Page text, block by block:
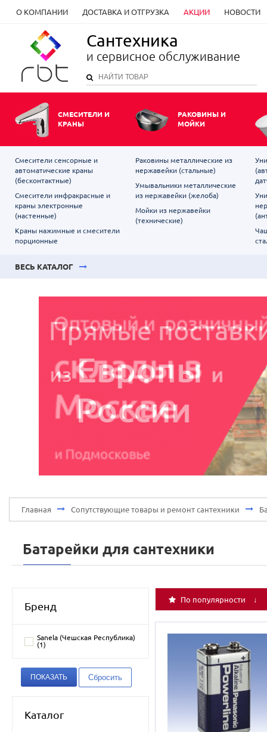
О КОМПАНИИ ДОСТАВКА И ОТГРУЗКА АКЦИИ НОВОСТИ
Сантехника
и сервисное обслуживание
СМЕСИТЕЛИ И
КРАНЫ
РАКОВИНЫ И
МОЙКИ
Смесители сенсорные и
автоматические краны
(бесконтактные)
Смесители инфракрасные и
краны электронные
(настенные)
Краны нажимные и смесители
порционные
Раковины металлические из
нержавейки (стальные)
Умывальники металлические
из нержавейки (желоба)
Мойки из нержавейки
(технические)
ВЕСЬ КАТАЛОГ
Главная Сопутствующие товары и ремонт сантехники
Батарейки для сантехники
Бренд
Sanela (Чешская Республика)
(1)
Каталог
По популярности ↓